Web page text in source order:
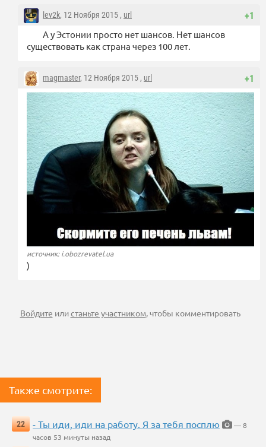
+1
lev2k, 12 Ноября 2015 , url
А у Эстонии просто нет шансов. Нет шансов
существовать как страна через 100 лет.
+1
magmaster, 12 Ноября 2015 , url
источник: i.obozrevatel.ua
)
Войдите илистаньте участником, чтобы комментировать
Также смотрите:
22 - Ты иди, иди на работу. Я за тебя посплю
— 8
часов 53 минуты назад